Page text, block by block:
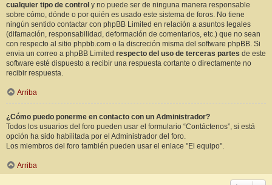
cualquier tipo de control y no puede ser de ninguna manera responsable
sobre cómo, dónde o por quién es usado este sistema de foros. No tiene
ningún sentido contactar con phpBB Limited en relación a asuntos legales
(difamación, responsabilidad, deformación de comentarios, etc.) que no sean
con respecto al sitio phpbb.com o la discreción misma del software phpBB. Si
envia un correo a phpBB Limited respecto del uso de terceras partes de este
software esté dispuesto a recibir una respuesta cortante o directamente no
recibir respuesta.
Arriba
¿Cómo puedo ponerme en contacto con un Administrador?
Todos los usuarios del foro pueden usar el formulario “Contáctenos”, si está
opción ha sido habilitada por el Administrador del foro.
Los miembros del foro también pueden usar el enlace "El equipo".
Arriba